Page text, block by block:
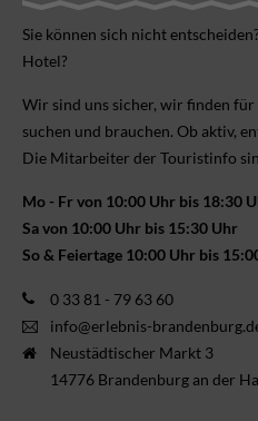
Sie können sich nicht
Hotel?
Wir sind uns sicher, wir finden für
suchen und brauchen. Ob aktiv,
Die Mitarbeiter der Touristinfo
Mo - Fr von 10:00 Uhr bis 18:30
Sa von 10:00 Uhr bis 15:30 Uhr
So & Feiertage 10:00 Uhr bis
0 33 81 - 79 63 60
info@erlebnis-
Neustädtischer Markt 3
14776 Brandenburg an der